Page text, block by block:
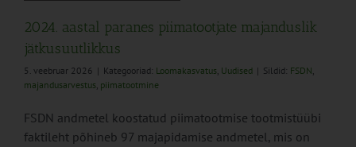
2024. aastal paranes piimatootjate majanduslik
jätkusuutlikkus
5. veebruar 2026 | Kategooriad: Loomakasvatus, Uudised | Sildid: FSDN,
majandusarvestus, piimatootmine
FSDN andmetel koostatud piimatootmise tootmistüübi
faktileht põhineb 97 majapidamise andmetel, mis on